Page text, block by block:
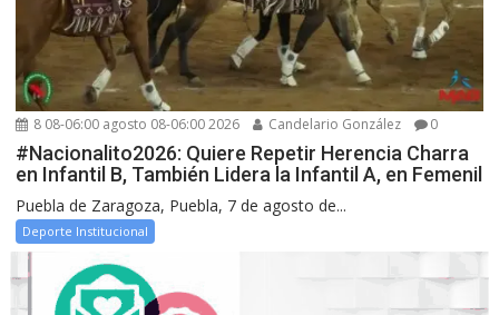
8 08-06:00 agosto 08-06:00 2026 Candelario González 0
#Nacionalito2026: Quiere Repetir Herencia Charra
en Infantil B, También Lidera la Infantil A, en Femenil
Puebla de Zaragoza, Puebla, 7 de agosto de...
Deporte Institucional